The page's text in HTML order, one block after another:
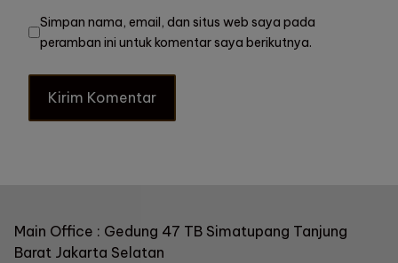
Simpan nama, email, dan situs web saya pada
peramban ini untuk komentar saya berikutnya.
Main Office : Gedung 47 TB Simatupang Tanjung
Barat Jakarta Selatan